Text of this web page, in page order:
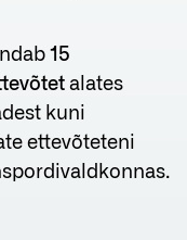
15
alates
kuni
ettevõteteni